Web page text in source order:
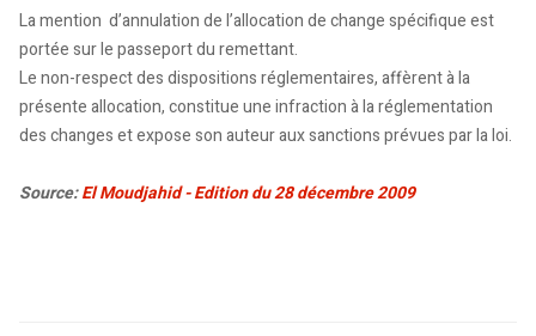
La mention d’annulation de l’allocation de change spécifique est
portée sur le passeport du remettant.
Le non-respect des dispositions réglementaires, affèrent à la
présente allocation, constitue une infraction à la réglementation
des changes et expose son auteur aux sanctions prévues par la loi.
Source:El Moudjahid - Edition du 28 décembre 2009